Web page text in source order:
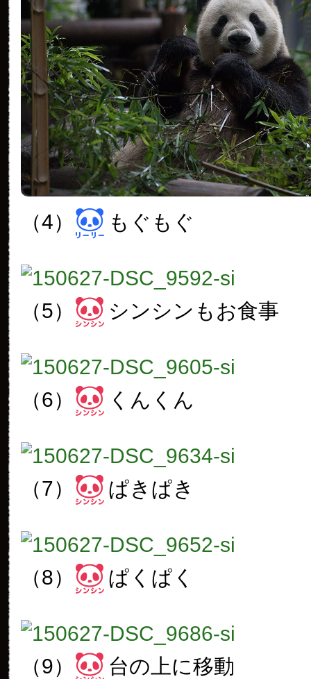
（4） もぐもぐ
（5） シンシンもお食事
（6） くんくん
（7） ぱきぱき
（8） ぱくぱく
（9） 台の上に移動